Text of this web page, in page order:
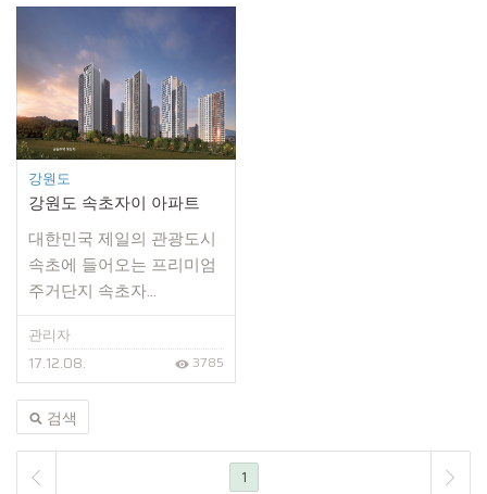
강원도
강원도 속초자이 아파트
대한민국 제일의 관광도시
속초에 들어오는 프리미엄
주거단지 속초자...
관리자
17.12.08.
3785
검색
1